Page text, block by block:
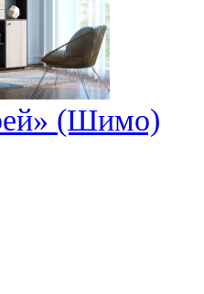
(Шимо)